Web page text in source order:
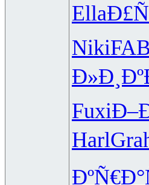
Ella
Niki
Fuxi
Harl